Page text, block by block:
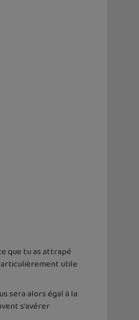
que tu as attrapé
utile
sera alors égal à la
s’avérer